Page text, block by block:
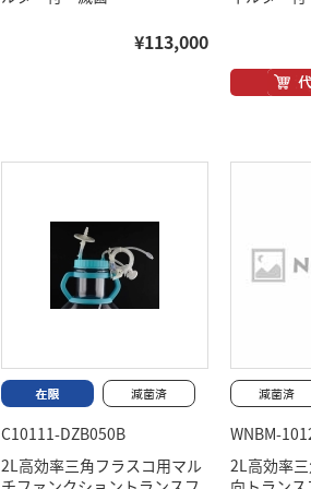
¥113,000
C10111-DZB050B
2L高効率三角フラスコ用マル
WNBM-
2L高効率